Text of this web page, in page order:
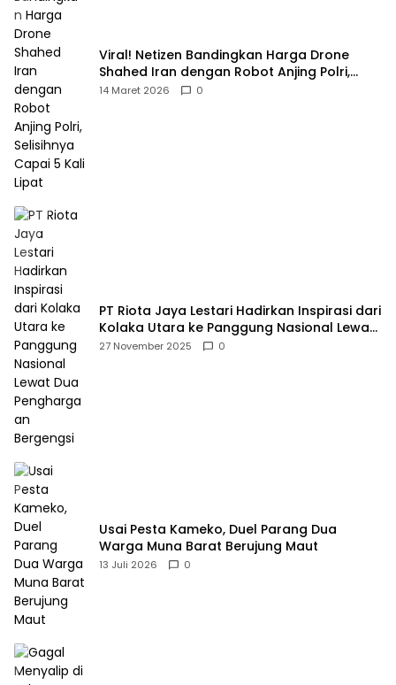
Viral! Netizen Bandingkan Harga Drone
Shahed Iran dengan Robot Anjing Polri,
Selisihnya Capai 5 Kali Lipat
14 Maret 2026 0
PT Riota Jaya Lestari Hadirkan Inspirasi dari
Kolaka Utara ke Panggung Nasional Lewat
Dua Penghargaan Bergengsi
27 November 2025 0
Usai Pesta Kameko, Duel Parang Dua
Warga Muna Barat Berujung Maut
13 Juli 2026 0